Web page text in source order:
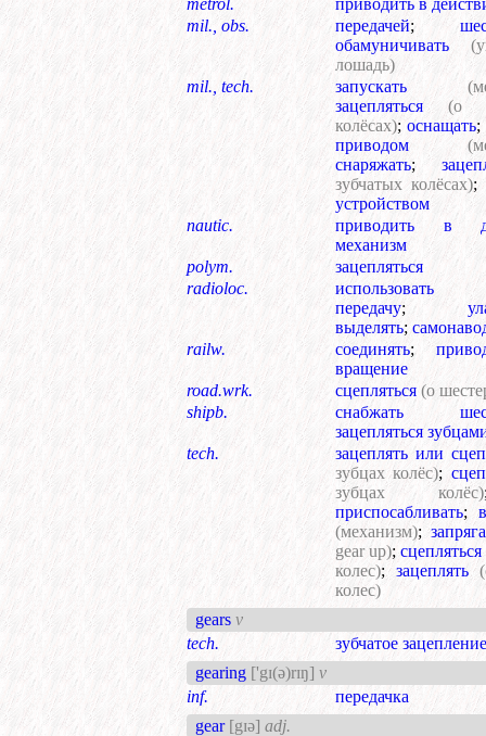
mil., obs.
передачей;
обамуничивать
лошадь)
mil., tech.
запускать
зацепляться
(о
колёсах); оснащать;
приводом
снаряжать;
зубчатых колёсах);
устройством
nautic.
приводить в
механизм
polym.
зацепляться
radioloc.
использовать
передачу;
выделять;
railw.
соединять;
вращение
road.wrk.
сцепляться (о
shipb.
снабжать
зацепляться
tech.
зацеплять или
зубцах колёс);
зубцах колёс)
приспосабливать;
(механизм);
gear up); сцепляться
колес); зацеплять
колес)
gears v
tech.
зубчатое зацепление
gearing ['gɪ(ə)rɪŋ] v
inf.
передачка
gear [gɪə] adj.